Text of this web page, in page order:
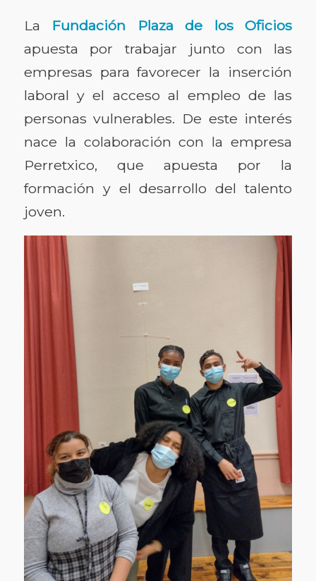
La Fundación Plaza de los Oficios
apuesta por trabajar junto con las
empresas para favorecer la inserción
laboral y el acceso al empleo de las
personas vulnerables. De este interés
nace la colaboración con la empresa
Perretxico, que apuesta por la
formación y el desarrollo del talento
joven.